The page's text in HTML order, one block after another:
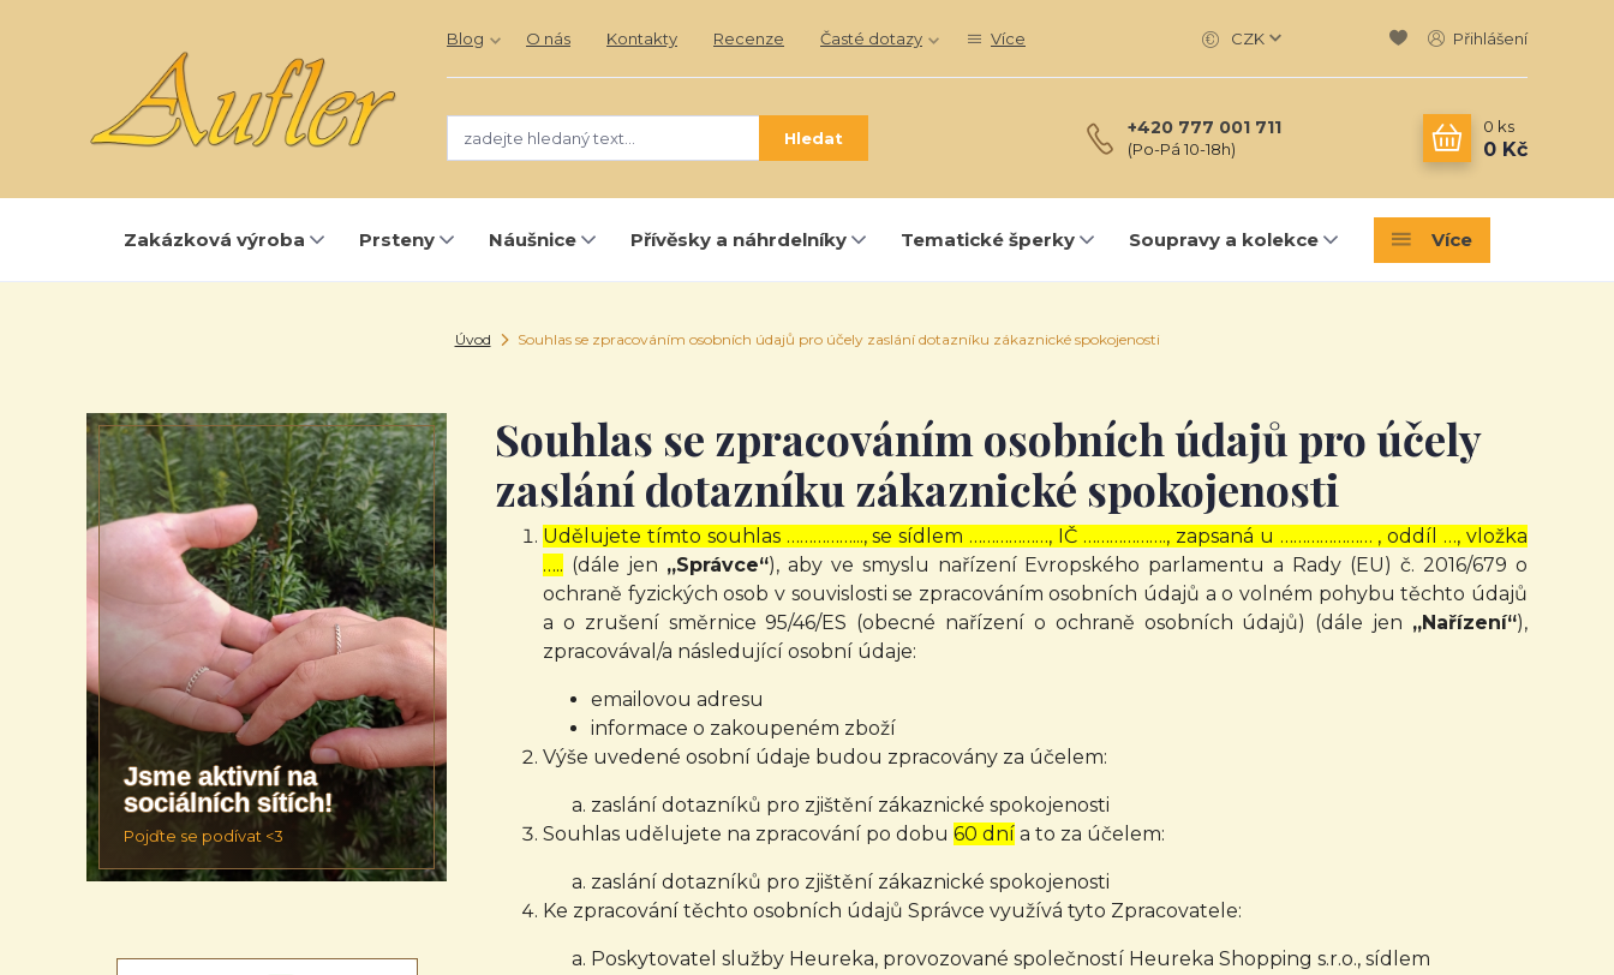
Blog O nás Kontakty Recenze Časté dotazy Více CZK Přihlášení
Hledat +420 777 001 711
(Po-Pá 10-18h)
0 ks
0 Kč
Zakázková výroba Prsteny Náušnice Přívěsky a náhrdelníky Tematické šperky Soupravy a kolekce Více
Úvod Souhlas se zpracováním osobních údajů pro účely zaslání dotazníku zákaznické spokojenosti
Jsme aktivní na
sociálních sítích!
Pojďte se podívat <3
Souhlas se zpracováním osobních údajů pro účely
zaslání dotazníku zákaznické spokojenosti
Udělujete tímto souhlas ……………..., se sídlem ………………, IČ ………………., zapsaná u ………………… , oddíl …, vložka
….. (dále jen „Správce“), aby ve smyslu nařízení Evropského parlamentu a Rady (EU) č. 2016/679 o
ochraně fyzických osob v souvislosti se zpracováním osobních údajů a o volném pohybu těchto údajů
a o zrušení směrnice 95/46/ES (obecné nařízení o ochraně osobních údajů) (dále jen „Nařízení“),
zpracovával/a následující osobní údaje:
emailovou adresu
informace o zakoupeném zboží
Výše uvedené osobní údaje budou zpracovány za účelem:
zaslání dotazníků pro zjištění zákaznické spokojenosti
Souhlas udělujete na zpracování po dobu 60 dní a to za účelem:
zaslání dotazníků pro zjištění zákaznické spokojenosti
Ke zpracování těchto osobních údajů Správce využívá tyto Zpracovatele:
Poskytovatel služby Heureka, provozované společností Heureka Shopping s.r.o., sídlem